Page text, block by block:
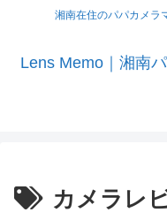
湘南在住のパパカメラ
Lens Memo｜湘南
カメラレ